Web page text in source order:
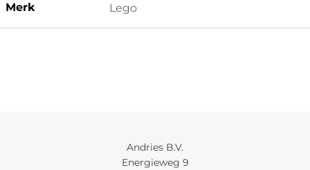
Merk Lego
Andries B.V.
Energieweg 9